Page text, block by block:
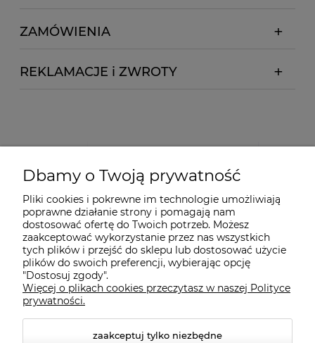
ZAMÓWIENIA
REKLAMACJE i ZWROTY
Dbamy o Twoją prywatność
Pliki cookies i pokrewne im technologie umożliwiają
poprawne działanie strony i pomagają nam
dostosować ofertę do Twoich potrzeb. Możesz
zaakceptować wykorzystanie przez nas wszystkich
tych plików i przejść do sklepu lub dostosować użycie
plików do swoich preferencji, wybierając opcję
"Dostosuj zgody".
Więcej o plikach cookies przeczytasz w naszej Polityce
prywatności.
zaakceptuj tylko niezbędne